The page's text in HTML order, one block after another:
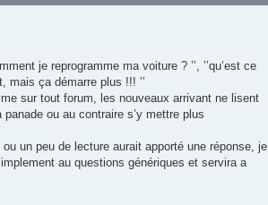
je reprogramme ma voiture ? ’’, ’’qu’est ce
mais ça démarre plus !!! ’’
sur tout forum, les nouveaux arrivant ne lisent
ou au contraire s’y mettre plus
un peu de lecture aurait apporté une réponse, je
au questions génériques et servira a